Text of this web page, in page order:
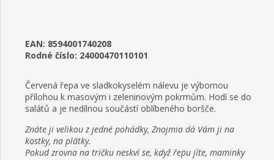
EAN: 8594001740208
Rodné číslo: 24000470110101
Červená řepa ve sladkokyselém nálevu je výbornou
přílohou k masovým i zeleninovým pokrmům. Hodí se do
salátů a je nedílnou součástí oblíbeného boršče.
Znáte ji velikou z jedné pohádky, Znojmia dá Vám ji na
kostky, na plátky.
Pokud zrovna na tričku neskví se, když řepu jíte, maminky